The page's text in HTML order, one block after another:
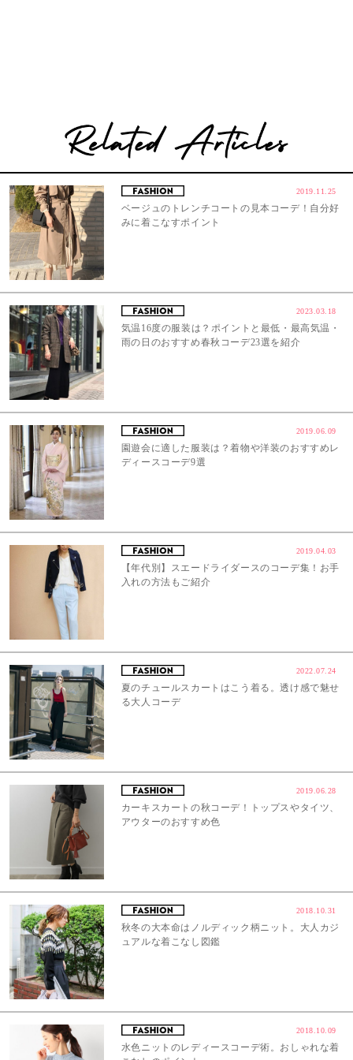
2019.11.25
ベージュのトレンチコートの見本コーデ！自分好
みに着こなすポイント
2023.03.18
気温16度の服装は？ポイントと最低・最高気温・
雨の日のおすすめ春秋コーデ23選を紹介
2019.06.09
園遊会に適した服装は？着物や洋装のおすすめレ
ディースコーデ9選
2019.04.03
【年代別】スエードライダースのコーデ集！お手
入れの方法もご紹介
2022.07.24
夏のチュールスカートはこう着る。透け感で魅せ
る大人コーデ
2019.06.28
カーキスカートの秋コーデ！トップスやタイツ、
アウターのおすすめ色
2018.10.31
秋冬の大本命はノルディック柄ニット。大人カジ
ュアルな着こなし図鑑
2018.10.09
水色ニットのレディースコーデ術。おしゃれな着